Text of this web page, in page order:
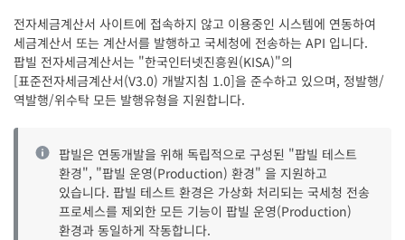
전자세금계산서 사이트에 접속하지 않고 이용중인 시스템에 연동하여
세금계산서 또는 계산서를 발행하고 국세청에 전송하는 API 입니다.
팝빌 전자세금계산서는 "한국인터넷진흥원(KISA)"의
[표준전자세금계산서(V3.0) 개발지침 1.0]을 준수하고 있으며, 정발행/
역발행/위수탁 모든 발행유형을 지원합니다.
팝빌은 연동개발을 위해 독립적으로 구성된 "팝빌 테스트
환경", "팝빌 운영(Production) 환경" 을 지원하고
있습니다. 팝빌 테스트 환경은 가상화 처리되는 국세청 전송
프로세스를 제외한 모든 기능이 팝빌 운영(Production)
환경과 동일하게 작동합니다.